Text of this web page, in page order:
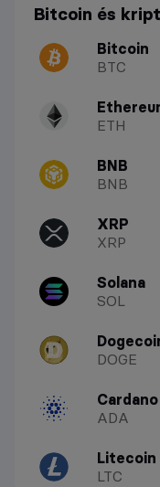
Bitcoin és
Bitcoin
BTC
ETH
BNB
BNB
XRP
XRP
Solana
SOL
DOGE
Cardano
ADA
Litecoin
LTC